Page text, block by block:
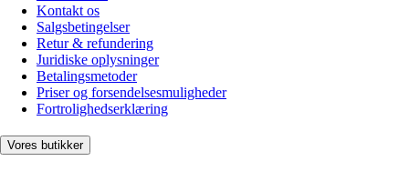
Kontakt os
Salgsbetingelser
Retur & refundering
Juridiske oplysninger
Betalingsmetoder
Priser og forsendelsesmuligheder
Fortrolighedserklæring
Vores butikker